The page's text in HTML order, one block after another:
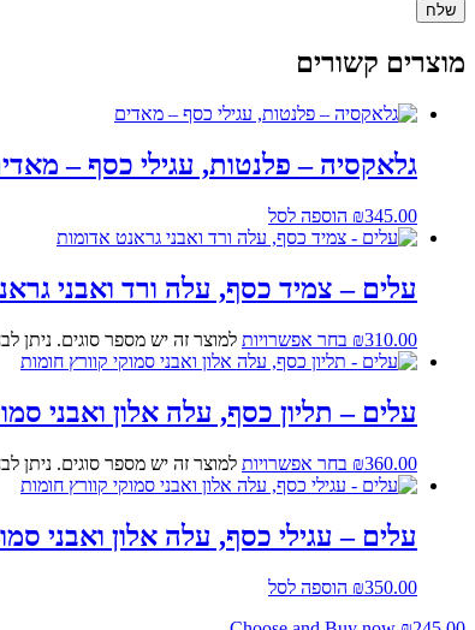
מוצרים קשורים
גלאקסיה – פלנטות, עגילי כסף –
₪345.00 הוספה לסל
עלים – צמיד כסף, עלה ורד ואבני
₪310.00 בחר אפשרויות למוצר זה יש מספר סוגים. ניתן
עלים – תליון כסף, עלה אלון ואבני
₪360.00 בחר אפשרויות למוצר זה יש מספר סוגים. ניתן
עלים – עגילי כסף, עלה אלון ואבני
₪350.00
הוספה לסל